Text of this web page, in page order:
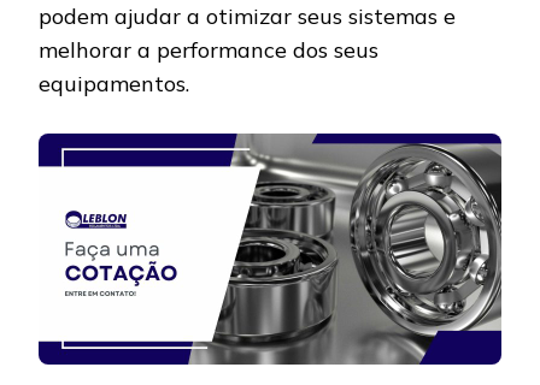
podem ajudar a otimizar seus sistemas e
melhorar a performance dos seus
equipamentos.